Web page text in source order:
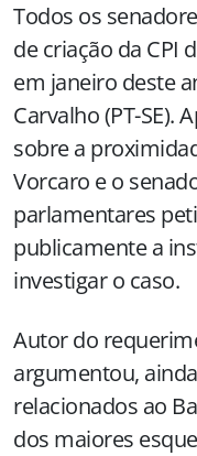
Todos os
de criação da CPI
em janeiro deste
Carvalho (PT-SE).
sobre a
Vorcaro e o
parlamentares
publicamente a
investigar o caso.
Autor do
argumentou,
relacionados ao
dos maiores